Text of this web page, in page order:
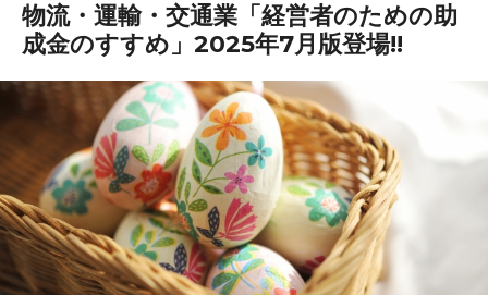
物流・運輸・交通業「経営者のための助
成金のすすめ」2025年7月版登場!!